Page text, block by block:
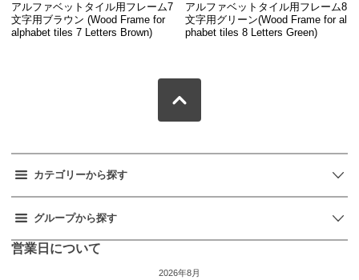
アルファベットタイル用フレーム7
文字用ブラウン (Wood Frame for
alphabet tiles 7 Letters Brown)
アルファベットタイル用フレーム8
文字用グリーン(Wood Frame for al
phabet tiles 8 Letters Green)
カテゴリーから探す
グループから探す
営業日について
2026年8月